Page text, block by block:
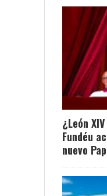
¿León
Fundéu
nuevo